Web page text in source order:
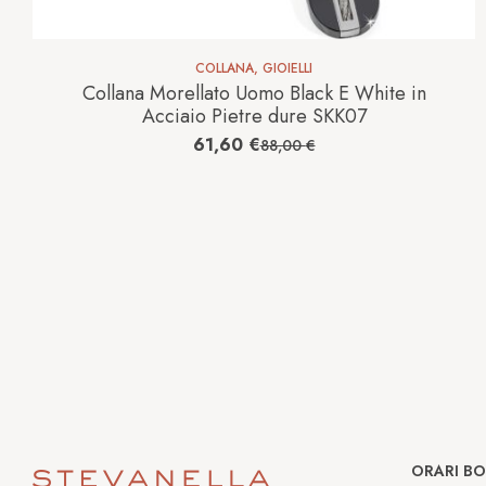
COLLANA, GIOIELLI
Collana Morellato Uomo Black E White in
Acciaio Pietre dure SKK07
88,00€
61,60 €
ORARI